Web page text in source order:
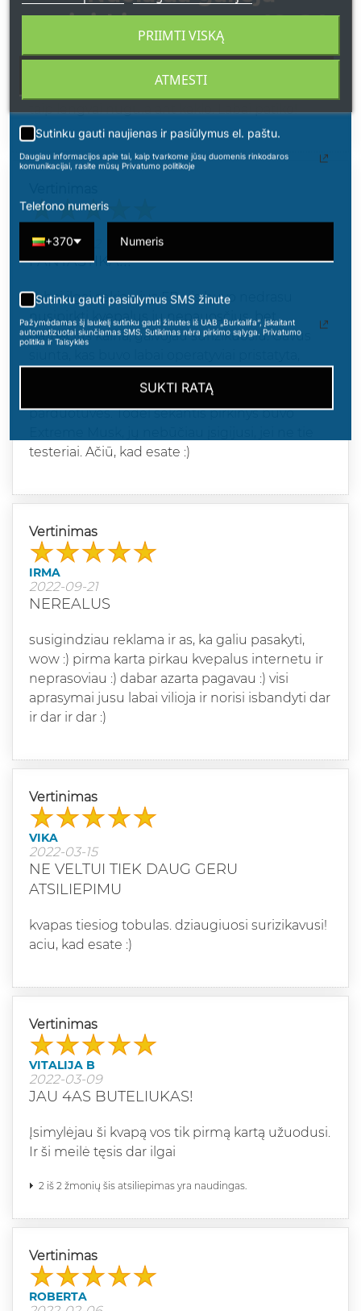
Pirkau neuosčius, ko dažniausiai nedarau.
Viskas labai prabangiai - įpakavimas, buteliukas,
taip lengvai nugula ant kaklo. Labai patiko!
2022-09-22
FANTASTIKA!!!
Labai ilgai sekiau jus FB, vis buvo nedrasu
nusipirkti kvepalus jų nepauosčius, bet
pamačius kaina, galvojau surizikuosiu. Gavus
kad radau kitų kvepalų kvapus iš jūsų
parduotuvės. Todėl sekantis pirkinys buvo
testeriai. Ačiū, kad esate :)
Vertinimas
IRMA
2022-09-21
NEREALUS
susigindziau reklama ir as, ka galiu pasakyti,
wow :) pirma karta pirkau kvepalus internetu ir
neprasoviau :) dabar azarta pagavau :) visi
aprasymai jusu labai vilioja ir norisi isbandyti dar
ir dar ir dar :)
Vertinimas
VIKA
2022-03-15
NE VELTUI TIEK DAUG GERU
ATSILIEPIMU
kvapas tiesiog tobulas. dziaugiuosi surizikavusi!
aciu, kad esate :)
Vertinimas
VITALIJA B
2022-03-09
JAU 4AS BUTELIUKAS!
Įsimylėjau ši kvapą vos tik pirmą kartą užuodusi.
Ir ši meilė tęsis dar ilgai
2 iš 2 žmonių šis atsiliepimas yra naudingas.
Vertinimas
ROBERTA
ATMESTI
PRIIMTI VISKĄ
apsipirkimams nuo 49 € !
Sutinku gauti naujienas ir pasiūlymus el. paštu.
Daugiau informacijos apie tai, kaip tvarkome jūsų duomenis rinkodaros
komunikacijai, rasite mūsų Privatumo politikoje
Telefono numeris
+370
Sutinku gauti pasiūlymus SMS žinute
Pažymėdamas šį laukelį sutinku gauti žinutes iš UAB „Burkalifa“, įskaitant
automatizuotai siunčiamas SMS. Sutikimas nėra pirkimo sąlyga. Privatumo
politika ir Taisyklės
SUKTI RATĄ